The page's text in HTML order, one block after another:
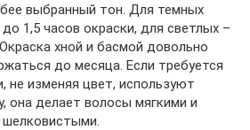
выбранный тон. Для темных
1,5 часов окраски, для светлых –
хной и басмой довольно
до месяца. Если требуется
не изменяя цвет, используют
она делает волосы мягкими и
шелковистыми.